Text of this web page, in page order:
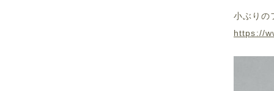
小ぶりの
https://